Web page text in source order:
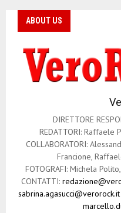
ABOUT US
DIRETTORE
REDATTORI: Raffaele
COLLABORATORI:
Francione,
FOTOGRAFI: Michela
CONTATTI:
sabrina.agasucci@verorock.it